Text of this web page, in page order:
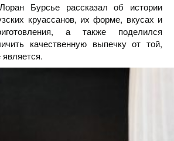
Бурсье рассказал об истории
круассанов, их форме, вкусах и
а также поделился
качественную выпечку от той,
является.